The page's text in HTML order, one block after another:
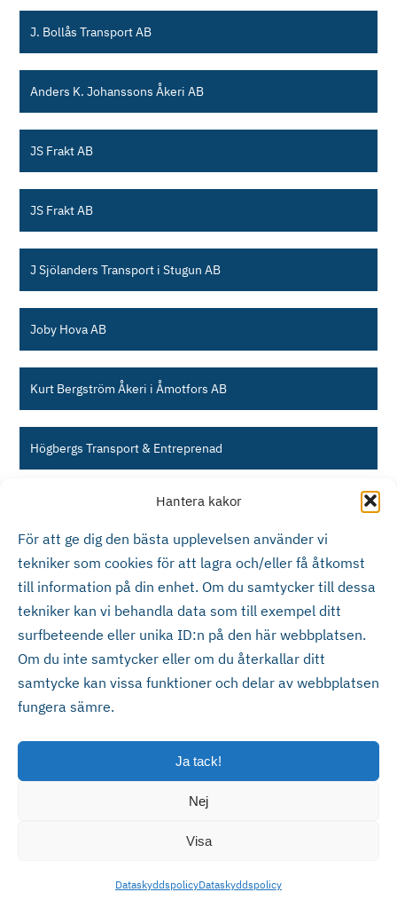
Hantera kakor
För att ge dig den bästa upplevelsen använder vi
tekniker som cookies för att lagra och/eller få åtkomst
till information på din enhet. Om du samtycker till dessa
tekniker kan vi behandla data som till exempel ditt
surfbeteende eller unika ID:n på den här webbplatsen.
Om du inte samtycker eller om du återkallar ditt
samtycke kan vissa funktioner och delar av webbplatsen
fungera sämre.
Ja tack!
Nej
Visa
DataskyddspolicyDataskyddspolicy
J. Bollås Transport AB
Anders K. Johanssons Åkeri AB
JS Frakt AB
JS Frakt AB
J Sjölanders Transport i Stugun AB
Joby Hova AB
Kurt Bergström Åkeri i Åmotfors AB
Högbergs Transport & Entreprenad
Vigo Edbergs Transport AB
Lima Bilfrakt AB
Fredric Liögårds Transport AB
Eksjö Maskin & Truck AB
Visselblåsarpolicy ≻
info@motab.se